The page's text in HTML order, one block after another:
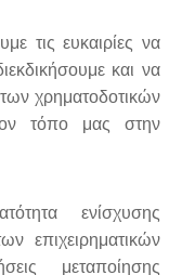
τις ευκαιρίες να
και να
χρηματοδοτικών
τόπο μας στην
ενίσχυσης
επιχειρηματικών
μεταποίησης